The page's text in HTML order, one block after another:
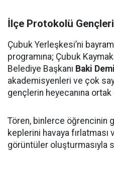
İlçe Protokolü Gençleri
Çubuk Yerleşkesi’ni
programına; Çubuk
Belediye Başkanı Baki
akademisyenleri ve çok
gençlerin heyecanına ortak
Tören, binlerce öğrencinin
keplerini havaya
görüntüler oluşturmasıyla